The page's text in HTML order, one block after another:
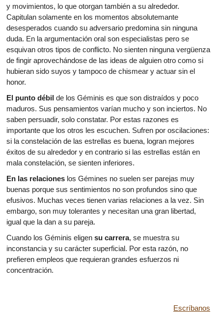
y movimientos, lo que otorgan también a su alrededor.
Capitulan solamente en los momentos absolutemante
desesperados cuando su adversario predomina sin ninguna
duda. En la argumentación oral son especialistas pero se
esquivan otros tipos de conflicto. No sienten ninguna vergüenza
de fingir aprovechándose de las ideas de alguien otro como si
hubieran sido suyos y tampoco de chismear y actuar sin el
honor.
El punto débil de los Géminis es que son distraídos y poco
maduros. Sus pensamientos varían mucho y son inciertos. No
saben persuadir, solo constatar. Por estas razones es
importante que los otros les escuchen. Sufren por oscilaciones:
si la constelación de las estrellas es buena, logran mejores
éxitos de su alrededor y en contrario si las estrellas están en
mala constelación, se sienten inferiores.
En las relaciones los Gémines no suelen ser parejas muy
buenas porque sus sentimientos no son profundos sino que
efusivos. Muchas veces tienen varias relaciones a la vez. Sin
embargo, son muy tolerantes y necesitan una gran libertad,
igual que la dan a su pareja.
Cuando los Géminis eligen su carrera, se muestra su
inconstancia y su carácter superficial. Por esta razón, no
prefieren empleos que requieran grandes esfuerzos ni
concentración.
Escríbanos